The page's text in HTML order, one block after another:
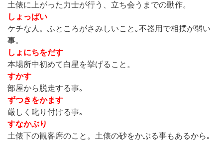
土俵に上がった力士が行う、立ち会うまでの動作。
しょっぱい
ケチな人。ふところがさみしいこと｡不器用で相撲が弱い
事。
しょにちをだす
本場所中初めて白星を挙げること。
すかす
部屋から脱走する事｡
ずつきをかます
厳しく叱り付ける事｡
すなかぶり
土俵下の観客席のこと。土俵の砂をかぶる事もあるから｡